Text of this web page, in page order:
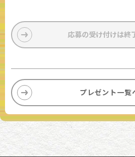
応募の受け付けは終
プレゼント一覧